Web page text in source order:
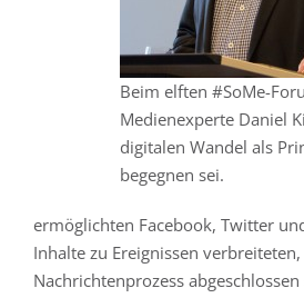
Beim elften #SoMe-
Medienexperte Daniel
digitalen Wandel als
begegnen sei.
ermöglichten Facebook, Twitter
Inhalte zu Ereignissen
Nachrichtenprozess abgeschlossen